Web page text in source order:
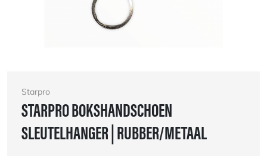
Starpro
STARPRO BOKSHANDSCHOEN
SLEUTELHANGER | RUBBER/METAAL